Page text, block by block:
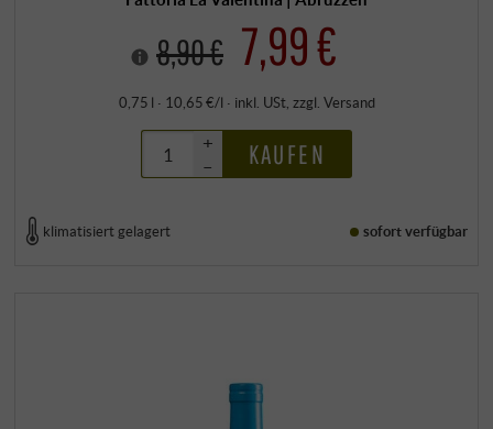
8,90 € 7,99 €
0,75 l · 10,65 €/l · inkl. USt, zzgl. Versand
+
–
KAUFEN
klimatisiert gelagert sofort verfügbar